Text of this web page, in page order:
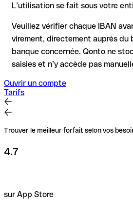
directement auprès du bénéficiaire en
précaution est essentielle, en
élevés ou de nouvelles relations
L’utilisation se fait sous votre
Veuillez vérifier chaque IBAN
virement, directement auprès du
banque concernée. Qonto ne
saisies et n’y accède pas
Ouvrir un compte
Tarifs
Trouver le meilleur forfait selon vos
4.7
sur App Store